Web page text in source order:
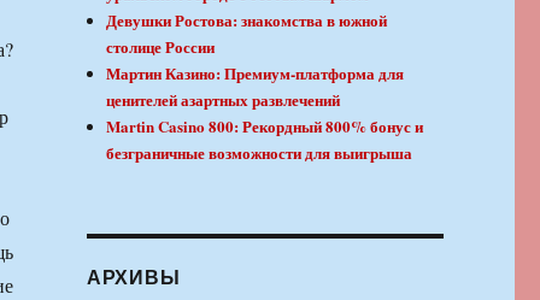
Девушки Ростова: знакомства в южной
столице России
Мартин Казино: Премиум-платформа для
ценителей азартных развлечений
Martin Casino 800: Рекордный 800% бонус и
безграничные возможности для выигрыша
АРХИВЫ